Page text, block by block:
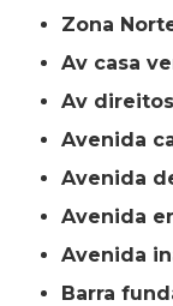
Zona
av casa
av
avenida
avenida
avenida
avenida
barra